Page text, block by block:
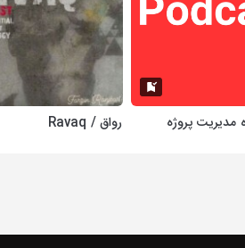
مدیریت پروژه رواق / Ravaq